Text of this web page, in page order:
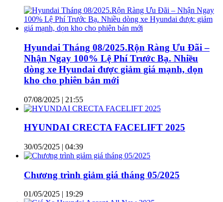
Hyundai Tháng 08/2025.Rộn Ràng Ưu Đãi –
Nhận Ngay 100% Lệ Phí Trước Bạ. Nhiều
dòng xe Hyundai được giảm giá mạnh, dọn
kho cho phiên bản mới
07/08/2025 | 21:55
HYUNDAI CRECTA FACELIFT 2025
30/05/2025 | 04:39
Chương trình giảm giá tháng 05/2025
01/05/2025 | 19:29